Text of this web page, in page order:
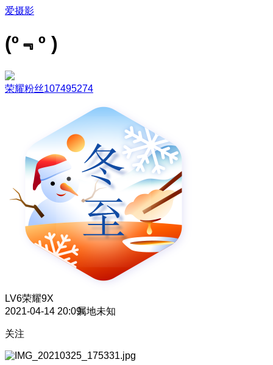
爱摄影
(º﹃º )
荣耀粉丝107495274
LV6荣耀9X
2021-04-14 20:09属地未知
关注